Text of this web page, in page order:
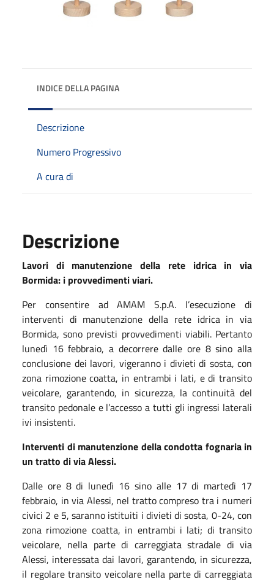
INDICE DELLA PAGINA
Descrizione
Numero Progressivo
A cura di
Descrizione
Lavori di manutenzione della rete idrica in via
Bormida: i provvedimenti viari.
Per consentire ad AMAM S.p.A. l’esecuzione di
interventi di manutenzione della rete idrica in via
Bormida, sono previsti provvedimenti viabili. Pertanto
lunedì 16 febbraio, a decorrere dalle ore 8 sino alla
conclusione dei lavori, vigeranno i divieti di sosta, con
zona rimozione coatta, in entrambi i lati, e di transito
veicolare, garantendo, in sicurezza, la continuità del
transito pedonale e l’accesso a tutti gli ingressi laterali
ivi insistenti.
Interventi di manutenzione della condotta fognaria in
un tratto di via Alessi.
Dalle ore 8 di lunedì 16 sino alle 17 di martedì 17
febbraio, in via Alessi, nel tratto compreso tra i numeri
civici 2 e 5, saranno istituiti i divieti di sosta, 0-24, con
zona rimozione coatta, in entrambi i lati; di transito
veicolare, nella parte di carreggiata stradale di via
Alessi, interessata dai lavori, garantendo, in sicurezza,
il regolare transito veicolare nella parte di carreggiata